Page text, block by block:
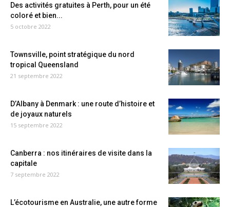
Des activités gratuites à Perth, pour un été
coloré et bien...
5 octobre 2022
Townsville, point stratégique du nord
tropical Queensland
21 septembre 2022
D’Albany à Denmark : une route d’histoire et
de joyaux naturels
15 septembre 2022
Canberra : nos itinéraires de visite dans la
capitale
7 septembre 2022
L’écotourisme en Australie, une autre forme